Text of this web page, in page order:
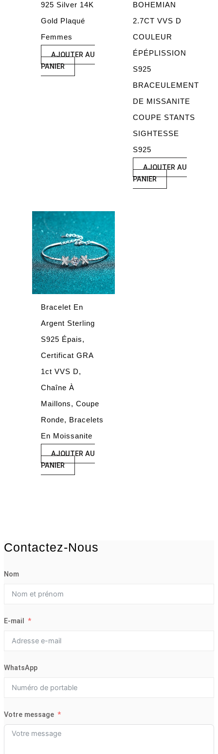
Contactez-Nous
Nom
E-mail
WhatsApp
Votre message
925 Silver 14K
Gold Plaqué
Femmes
AJOUTER AU
PANIER
BOHEMIAN
2.7CT VVS D
COULEUR
ÉPÉPLISSION
S925
BRACEULEMENT
DE MISSANITE
COUPE STANTS
SIGHTESSE
S925
AJOUTER AU
PANIER
Bracelet En
Argent Sterling
S925 Épais,
Certificat GRA
1ct VVS D,
Chaîne À
Maillons, Coupe
Ronde, Bracelets
En Moissanite
AJOUTER AU
PANIER